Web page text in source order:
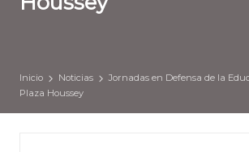
Inicio Noticias
Jornadas en Defensa de la
Plaza Houssey